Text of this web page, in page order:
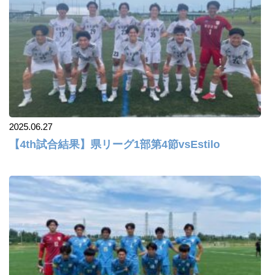
2025.06.27
【4th試合結果】県リーグ1部第4節vsEstilo